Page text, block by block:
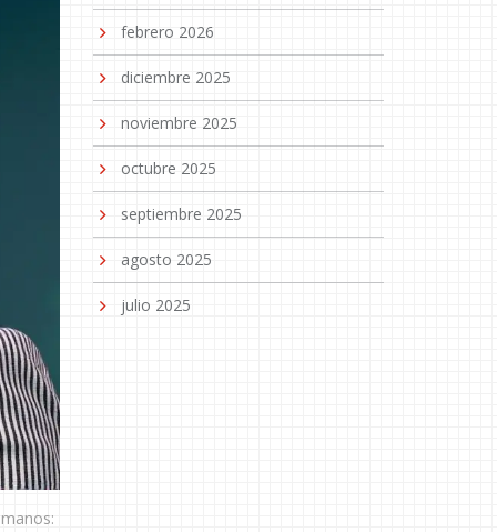
febrero 2026
diciembre 2025
noviembre 2025
octubre 2025
septiembre 2025
agosto 2025
julio 2025